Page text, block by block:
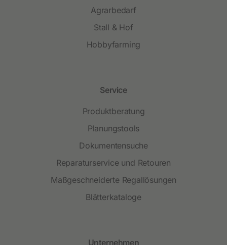
Agrarbedarf
Stall & Hof
Hobbyfarming
Service
Produktberatung
Planungstools
Dokumentensuche
Reparaturservice und Retouren
Maßgeschneiderte Regallösungen
Blätterkataloge
Unternehmen